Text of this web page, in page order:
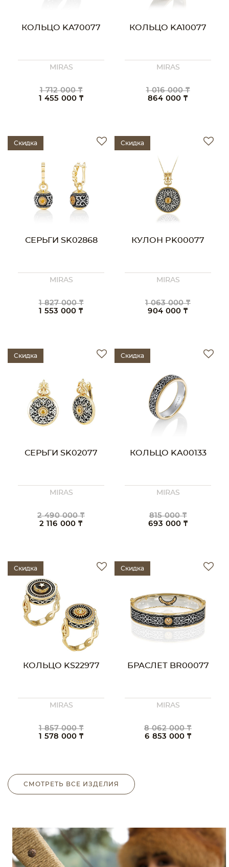
КОЛЬЦО KA70077
MIRAS
1 712 000 ₸
1 455 000 ₸
КОЛЬЦО KA10077
MIRAS
1 016 000 ₸
864 000 ₸
Скидка
СЕРЬГИ SK02868
MIRAS
1 827 000 ₸
1 553 000 ₸
Скидка
КУЛОН PK00077
MIRAS
1 063 000 ₸
904 000 ₸
Скидка
СЕРЬГИ SK02077
MIRAS
2 490 000 ₸
2 116 000 ₸
Скидка
КОЛЬЦО KA00133
MIRAS
815 000 ₸
693 000 ₸
Скидка
КОЛЬЦО KS22977
MIRAS
1 857 000 ₸
1 578 000 ₸
Скидка
БРАСЛЕТ BR00077
MIRAS
8 062 000 ₸
6 853 000 ₸
СМОТРЕТЬ ВСЕ ИЗДЕЛИЯ